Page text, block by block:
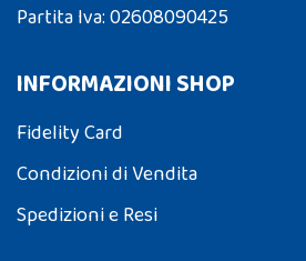
Partita Iva: 02608090425
INFORMAZIONI SHOP
Fidelity Card
Condizioni di Vendita
Spedizioni e Resi